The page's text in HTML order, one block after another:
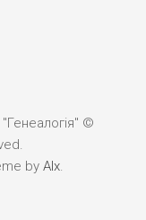
©
by Alx.